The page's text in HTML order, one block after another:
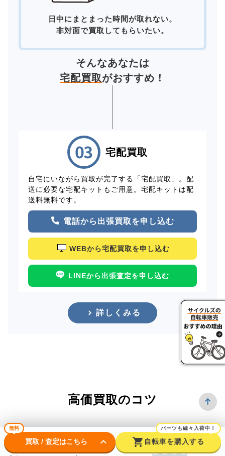
日中にまとまった時間が取れない。
非対面で買取してもらいたい。
そんなあなたは
宅配買取がおすすめ！
宅配買取
自宅にいながら買取が完了する「宅配買取」。配
送に必要な宅配キットもご用意。宅配キットは配
送料無料です。
電話から出張買取を申し込む
WEBから宅配買取を申し込む
LINEから出張査定を申し込む
詳しくみる
高価買取のコツ
できるだけ
無料
買取 / 査定はこちら keyboard_arrow_down shopping_cart
パーツも続々入荷中！
自転車を購入する